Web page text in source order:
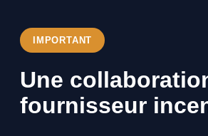
IMPORTANT
Une
fournisseur